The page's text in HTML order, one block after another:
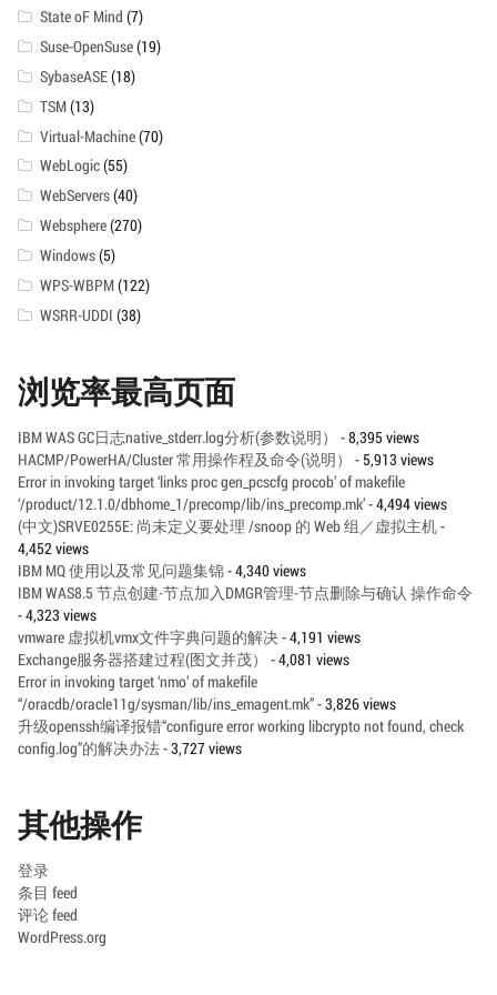
State oF Mind (7)
Suse-OpenSuse(19)
SybaseASE(18)
TSM(13)
Virtual-Machine(70)
WebLogic(55)
WebServers(40)
Websphere(270)
Windows(5)
WPS-WBPM(122)
WSRR-UDDI (38)
浏览率最高页面
IBM WAS GC日志native_stderr.log分析(参数说明）
- 8,395 views
HACMP/PowerHA/Cluster 常用操作程及命令(说明）
- 5,913 views
Error in invoking target ‘links proc gen_pcscfg procob’ of makefile
‘/product/12.1.0/dbhome_1/precomp/lib/ins_precomp.mk’- 4,494 views
(中文)SRVE0255E: 尚未定义要处理 /snoop 的 Web 组／虚拟主机-
4,452 views
IBM MQ 使用以及常见问题集锦- 4,340 views
IBM WAS8.5 节点创建-节点加入DMGR管理-节点删除与确认 操作命令
- 4,323 views
vmware 虚拟机vmx文件字典问题的解决- 4,191 views
Exchange服务器搭建过程(图文并茂）
- 4,081 views
Error in invoking target ‘nmo’ of makefile
“/oracdb/oracle11g/sysman/lib/ins_emagent.mk”- 3,826 views
升级openssh编译报错“configure error working libcrypto not found, check
config.log”的解决办法- 3,727 views
其他操作
登录
条目 feed
评论 feed
WordPress.org